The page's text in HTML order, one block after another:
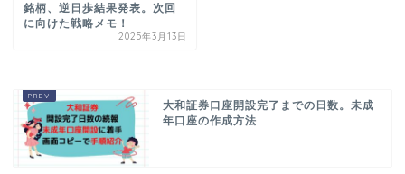
銘柄、逆日歩結果発表。次回
に向けた戦略メモ！
2025年3月13日
大和証券口座開設完了までの日数。未成
年口座の作成方法